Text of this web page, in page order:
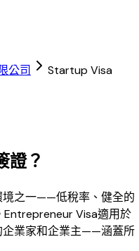
公司
Startup Visa
證？
境之一——低稅率、健全的
Entrepreneur Visa適用於
企業家和企業主——涵蓋所